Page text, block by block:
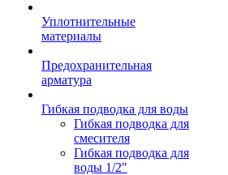
Уплотнительные
материалы
Предохранительная
арматура
Гибкая подводка для воды
Гибкая подводка для
смесителя
Гибкая подводка для
воды 1/2"